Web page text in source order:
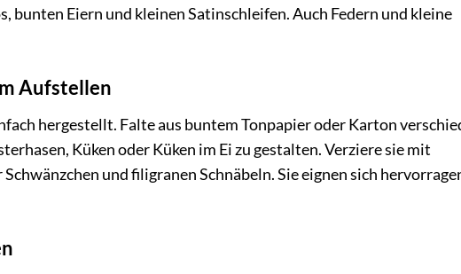
Eiern und kleinen Satinschleifen. Auch Federn und kleine
Aufstellen
hergestellt. Falte aus buntem Tonpapier oder Karton
Küken oder Küken im Ei zu gestalten. Verziere sie mit
und filigranen Schnäbeln. Sie eignen sich